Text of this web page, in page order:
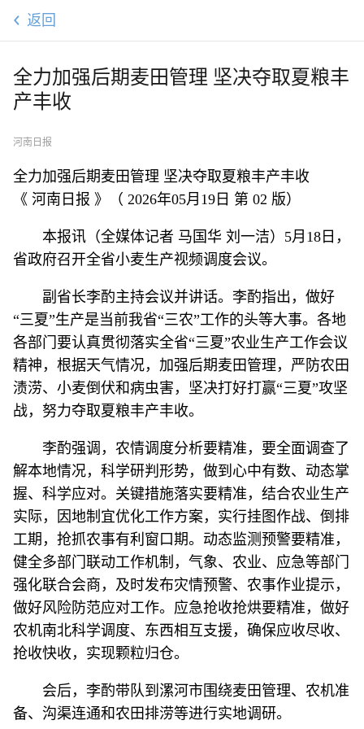
返回
全力加强后期麦田管理 坚决夺取夏粮丰
产丰收
河南日报
全力加强后期麦田管理 坚决夺取夏粮丰产丰收
《 河南日报 》（ 2026年05月19日 第 02 版）
本报讯（全媒体记者 马国华 刘一洁）5月18日，
省政府召开全省小麦生产视频调度会议。
副省长李酌主持会议并讲话。李酌指出，做好
“三夏”生产是当前我省“三农”工作的头等大事。各地
各部门要认真贯彻落实全省“三夏”农业生产工作会议
精神，根据天气情况，加强后期麦田管理，严防农田
渍涝、小麦倒伏和病虫害，坚决打好打赢“三夏”攻坚
战，努力夺取夏粮丰产丰收。
李酌强调，农情调度分析要精准，要全面调查了
解本地情况，科学研判形势，做到心中有数、动态掌
握、科学应对。关键措施落实要精准，结合农业生产
实际，因地制宜优化工作方案，实行挂图作战、倒排
工期，抢抓农事有利窗口期。动态监测预警要精准，
健全多部门联动工作机制，气象、农业、应急等部门
强化联合会商，及时发布灾情预警、农事作业提示，
做好风险防范应对工作。应急抢收抢烘要精准，做好
农机南北科学调度、东西相互支援，确保应收尽收、
抢收快收，实现颗粒归仓。
会后，李酌带队到漯河市围绕麦田管理、农机准
备、沟渠连通和农田排涝等进行实地调研。